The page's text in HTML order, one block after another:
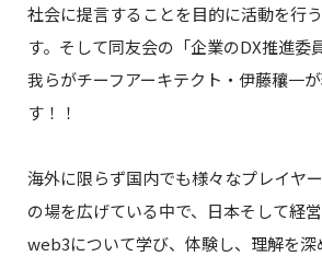
社会に提言することを目的に活動を行
す。そして同友会の「企業のDX推進委
我らがチーフアーキテクト・伊藤穰一
す！！
海外に限らず国内でも様々なプレイヤ
の場を広げている中で、日本そして経
web3について学び、体験し、理解を深